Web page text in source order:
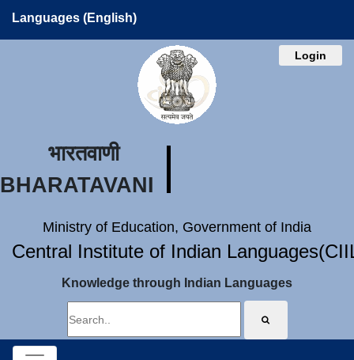
Languages (English)
Login
भारतवाणी
BHARATAVANI
Ministry of Education, Government of India
Central Institute of Indian
Knowledge through Indian Languages